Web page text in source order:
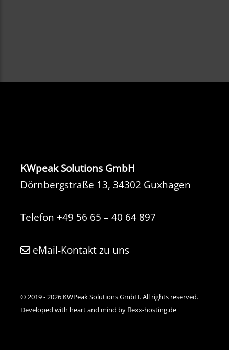
KWpeak Solutions GmbH
Dörnbergstraße 13, 34302 Guxhagen
Telefon +49 56 65 – 40 64 897
eMail-Kontakt zu uns
© 2019 - 2026 KWPeak Solutions GmbH. All rights reserved.
Developed with heart and mind by flexx-hosting.de